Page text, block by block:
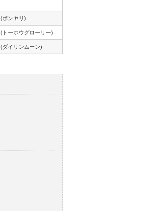
(ボンヤリ)
(トーホウグローリー)
(ダイリンムーン)